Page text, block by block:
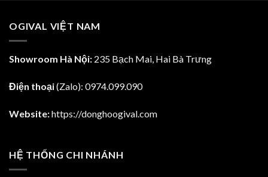
OGIVAL VIỆT NAM
Showroom Hà Nội: 235 Bạch Mai, Hai Bà Trưng
Điện thoại(Zalo): 0974.099.090
Website:https://donghoogival.com
HỆ THỐNG CHI NHÁNH